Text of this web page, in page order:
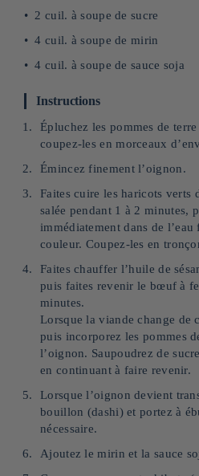
2 cuil. à soupe de sucre
4 cuil. à soupe de mirin
4 cuil. à soupe de sauce soja
Instructions
Épluchez les pommes de
coupez-les en morceaux
Émincez finement l’oignon.
Faites cuire les haricots verts
salée pendant 1 à 2 minutes,
immédiatement dans de
couleur. Coupez-les en
Faites chauffer l’huile de
puis faites revenir le bœuf à
minutes.
Lorsque la viande change de
puis incorporez les pommes
l’oignon. Saupoudrez de
en continuant à faire revenir.
Lorsque l’oignon devient
bouillon (dashi) et portez à
nécessaire.
Ajoutez le mirin et la sauce